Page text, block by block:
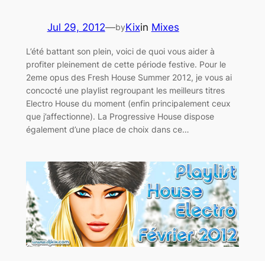
Jul 29, 2012—byKixin Mixes
L’été battant son plein, voici de quoi vous aider à
profiter pleinement de cette période festive. Pour le
2eme opus des Fresh House Summer 2012, je vous ai
concocté une playlist regroupant les meilleurs titres
Electro House du moment (enfin principalement ceux
que j’affectionne). La Progressive House dispose
également d’une place de choix dans ce…